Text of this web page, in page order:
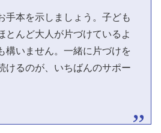
手本を示しましょう。子ども
とんど大人が片づけているよ
構いません。一緒に片づけを
けるのが、いちばんのサポー